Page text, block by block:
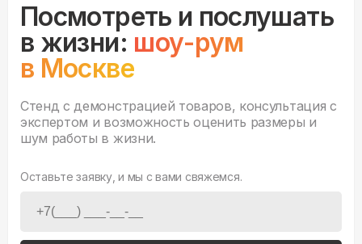
Посмотреть и послушать
в жизни: шоу-рум
в Москве
Стенд с демонстрацией товаров, консультация с
экспертом и возможность оценить размеры и
шум работы в жизни.
Оставьте заявку, и мы с вами свяжемся.